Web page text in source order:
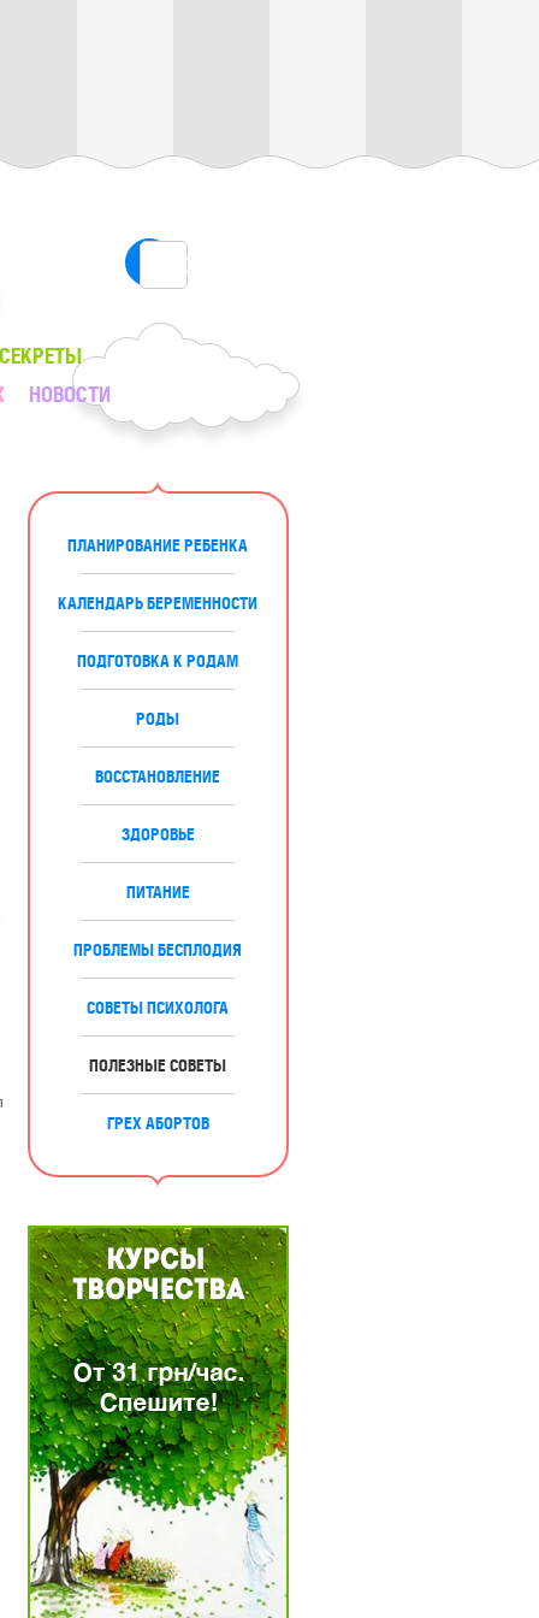
ПОИСК
НОВОСТИ
ПЛАНИРОВАНИЕ РЕБЕНКА
КАЛЕНДАРЬ БЕРЕМЕННОСТИ
ПОДГОТОВКА К РОДАМ
РОДЫ
ВОССТАНОВЛЕНИЕ
ЗДОРОВЬЕ
ПИТАНИЕ
ПРОБЛЕМЫ БЕСПЛОДИЯ
СОВЕТЫ ПСИХОЛОГА
ПОЛЕЗНЫЕ СОВЕТЫ
ГРЕХ АБОРТОВ